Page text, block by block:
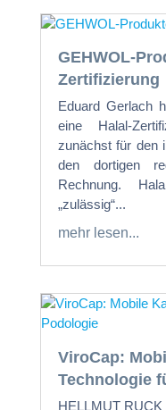
GEHWOL-
Zertifizierung
Eduard Gerlach
eine Halal-
zunächst für den
den dortigen
Rechnung.
„zulässig“...
mehr lesen...
ViroCap:
Technologie
HELLMUT RUCK